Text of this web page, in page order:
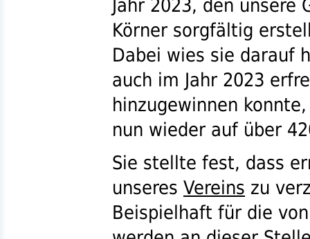
Jahr 2023, den
Körner sorgfältig
Dabei wies sie darauf
auch im Jahr 2023
hinzugewinnen
nun wieder auf über
Sie stellte fest, dass
unseres Vereins zu
Beispielhaft für die